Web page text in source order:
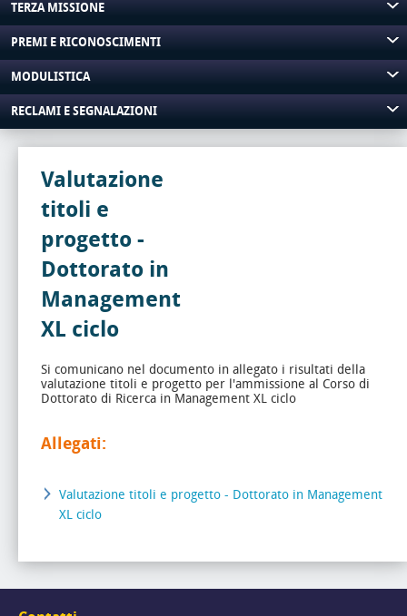
TERZA MISSIONE
PREMI E RICONOSCIMENTI
MODULISTICA
RECLAMI E SEGNALAZIONI
Valutazione
titoli e
progetto -
Dottorato in
Management
XL ciclo
Si comunicano nel documento in allegato i risultati della
valutazione titoli e progetto per l'ammissione al Corso di
Dottorato di Ricerca in Management XL ciclo
Allegati:
Valutazione titoli e progetto - Dottorato in Management
XL ciclo